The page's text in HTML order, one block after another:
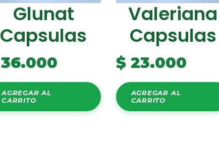
Glunat
Capsulas
36.000
AGREGAR AL
CARRITO
Valeriana
Capsulas
$23.000
AGREGAR AL
CARRITO